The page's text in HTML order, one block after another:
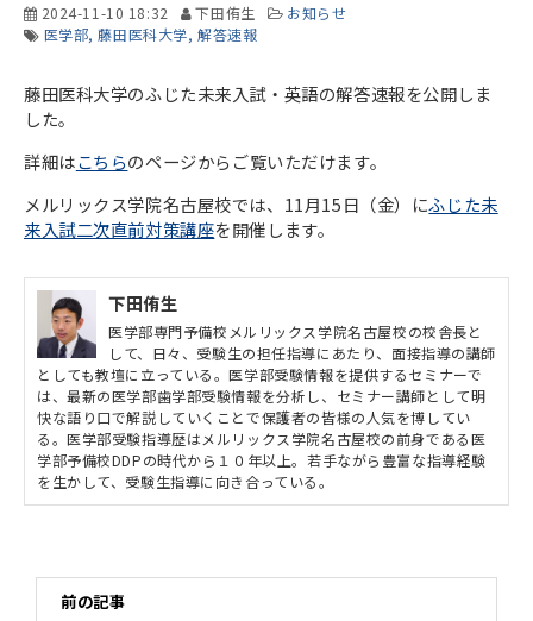
2024-11-10 18:32 下田侑生
お知らせ
医学部 藤田医科大学 解答速報
藤田医科大学のふじた未来入試・英語の解答速報を公開しま
した。
詳細はこちらのページからご覧いただけます。
メルリックス学院名古屋校では、11月15日（金）にふじた未
来入試二次直前対策講座を開催します。
下田侑生
医学部専門予備校メルリックス学院名古屋校の校舎長と
して、日々、受験生の担任指導にあたり、面接指導の講師
としても教壇に立っている。医学部受験情報を提供するセミナーで
は、最新の医学部歯学部受験情報を分析し、セミナー講師として明
快な語り口で解説していくことで保護者の皆様の人気を博してい
る。医学部受験指導歴はメルリックス学院名古屋校の前身である医
学部予備校DDPの時代から１０年以上。若手ながら豊富な指導経験
を生かして、受験生指導に向き合っている。
前の記事